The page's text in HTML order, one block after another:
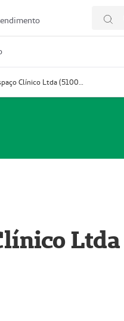
Prestador Mosaicum Espaço Clínico Ltda (51004352-0)
Ltda